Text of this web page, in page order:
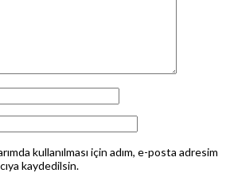
kullanılması için adım, e-posta adresim
kaydedilsin.